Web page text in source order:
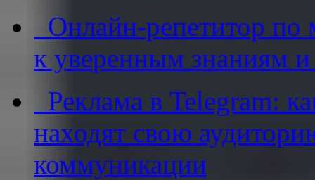
Онлайн-репетитор по
к уверенным знаниям и
Реклама в Telegram:
находят свою
коммуникации